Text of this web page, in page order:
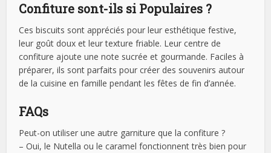
Confiture sont-ils si Populaires ?
Ces biscuits sont appréciés pour leur esthétique festive,
leur goût doux et leur texture friable. Leur centre de
confiture ajoute une note sucrée et gourmande. Faciles à
préparer, ils sont parfaits pour créer des souvenirs autour
de la cuisine en famille pendant les fêtes de fin d’année.
FAQs
Peut-on utiliser une autre garniture que la confiture ?
– Oui, le Nutella ou le caramel fonctionnent très bien pour